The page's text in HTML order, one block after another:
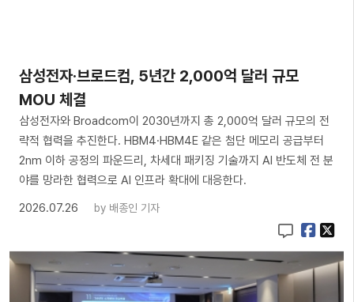
삼성전자·브로드컴, 5년간 2,000억 달러 규모
MOU 체결
삼성전자와 Broadcom이 2030년까지 총 2,000억 달러 규모의 전
략적 협력을 추진한다. HBM4·HBM4E 같은 첨단 메모리 공급부터
2nm 이하 공정의 파운드리, 차세대 패키징 기술까지 AI 반도체 전 분
야를 망라한 협력으로 AI 인프라 확대에 대응한다.
2026.07.26
by 배종인 기자